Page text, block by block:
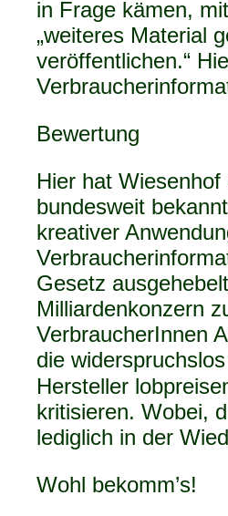
in Frage kämen,
„weiteres Material
veröffentlichen.“
Bewertung
Hier hat
bundesweit
kreativer
Gesetz
Milliardenkonzern
VerbraucherInnen
die
Hersteller
kritisieren. Wobei,
lediglich in der
Wohl bekomm’s!